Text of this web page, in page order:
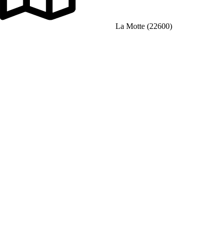
La Motte (22600)